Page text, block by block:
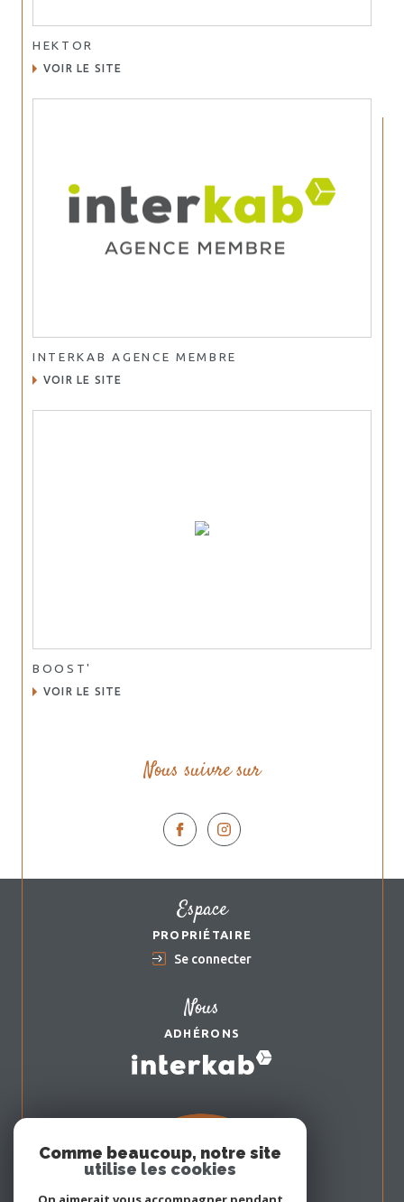
HEKTOR
VOIR LE SITE
INTERKAB AGENCE MEMBRE
VOIR LE SITE
BOOST'
VOIR LE SITE
Nous suivre sur
Espace
PROPRIÉTAIRE
Se connecter
Nous
ADHÉRONS
Comme beaucoup, notre site
utilise les cookies